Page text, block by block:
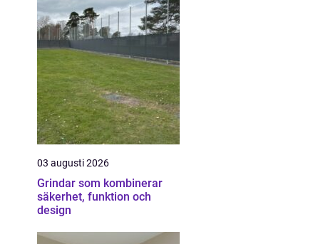
03 augusti 2026
Grindar som kombinerar
säkerhet, funktion och
design